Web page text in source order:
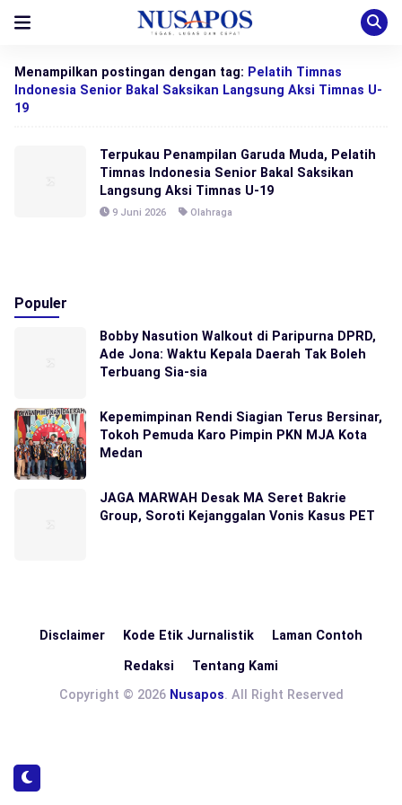
Menampilkan postingan dengan tag: Pelatih Timnas
Indonesia Senior Bakal Saksikan Langsung Aksi Timnas U-
19
Terpukau Penampilan Garuda Muda, Pelatih
Timnas Indonesia Senior Bakal Saksikan
Langsung Aksi Timnas U-19
9 Juni 2026 Olahraga
Populer
Bobby Nasution Walkout di Paripurna DPRD,
Ade Jona: Waktu Kepala Daerah Tak Boleh
Terbuang Sia-sia
Kepemimpinan Rendi Siagian Terus Bersinar,
Tokoh Pemuda Karo Pimpin PKN MJA Kota
Medan
JAGA MARWAH Desak MA Seret Bakrie
Group, Soroti Kejanggalan Vonis Kasus PET
Disclaimer Kode Etik Jurnalistik Laman Contoh
Redaksi
Tentang Kami
Copyright © 2026 Nusapos. All Right Reserved